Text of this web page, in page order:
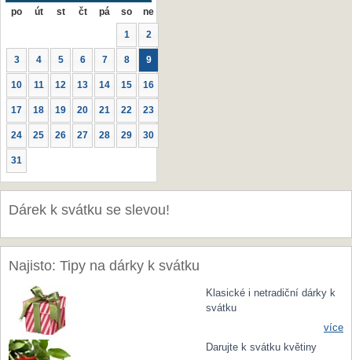
po út st čt pá so ne
1 2
3 4 5 6 7 8 9
10 11 12 13 14 15 16
17 18 19 20 21 22 23
24 25 26 27 28 29 30
31
Dárek k svátku se slevou!
Najisto: Tipy na dárky k svátku
Klasické i netradiční dárky k
svátku
více
Darujte k svátku květiny